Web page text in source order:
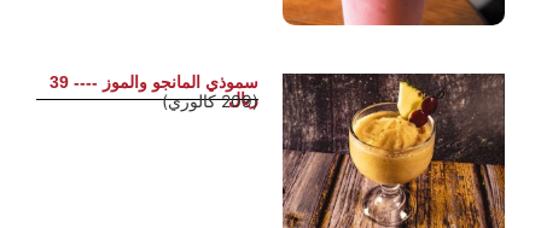
سموذي المانجو والموز ---- 39
ريال
(209 كالوري)